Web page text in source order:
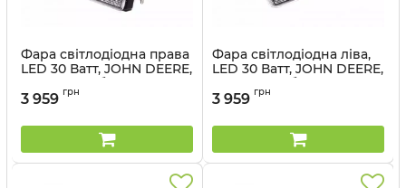
Фара світлодіодна права
LED 30 Ватт, JOHN DEERE,
трактори, обприскувачі
(58213-33) - Cametet
3 959 грн
Фара світлодіодна ліва,
LED 30 Ватт, JOHN DEERE,
трактори, обприскувачі
(58212-22) - Cametet
3 959 грн